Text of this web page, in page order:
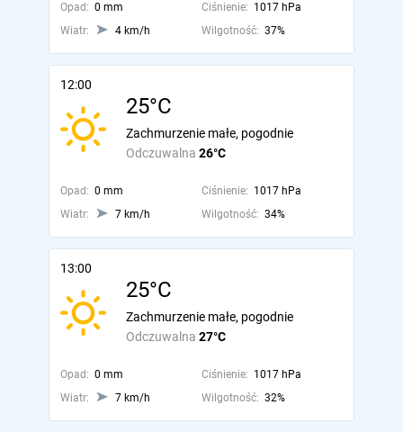
Opad: 0 mm Ciśnienie: 1017 hPa
Wiatr:
4 km/h Wilgotność: 37%
12:00
25°C
Odczuwalna 26°C
Zachmurzenie małe, pogodnie
Opad: 0 mm Ciśnienie: 1017 hPa
Wiatr:
7 km/h Wilgotność: 34%
13:00
25°C
Odczuwalna 27°C
Zachmurzenie małe, pogodnie
Opad: 0 mm Ciśnienie: 1017 hPa
Wiatr:
7 km/h Wilgotność: 32%